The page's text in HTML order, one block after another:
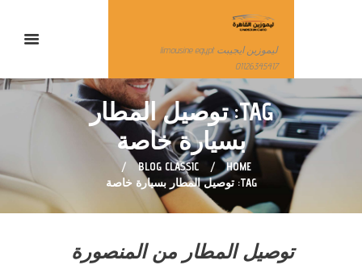
ليموزين ايجيبت limousine egypt
01126345417
TAG: توصيل المطار
بسيارة خاصة
HOME
BLOG CLASSIC
TAG: توصيل المطار بسيارة خاصة
توصيل المطار من المنصورة